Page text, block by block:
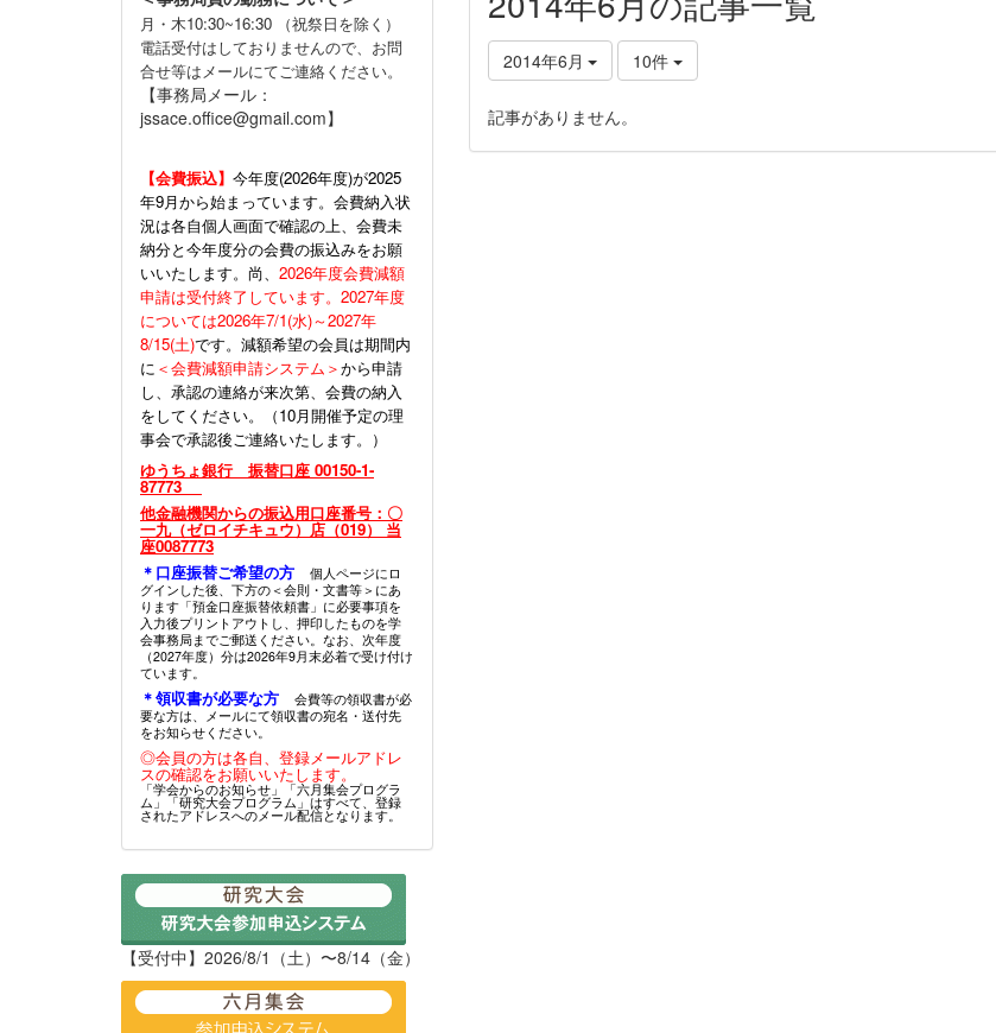
2014年6月 10件
記事がありません。
月・木10:30~16:30 （祝祭日を除く）
電話受付はしておりませんので、お問
合せ等はメールにてご連絡ください。
【事務局メール：
jssace.office@gmail.com】
【会費振込】 今年度(2026年度)が2025
年9月から始まっています。会費納入状
況は各自個人画面で確認の上、会費未
納分と今年度分の会費の振込みをお願
いいたします。尚、 2026年度会費減額
申請は受付終了しています。2027年度
については2026年7/1(水)～2027年
8/15(土)です。減額希望の会員は期間内
に ＜会費減額申請システム＞から申請
し、承認の連絡が来次第、会費の納入
をしてください。（10月開催予定の理
事会で承認後ご連絡いたします。）
ゆうちょ銀行 振替口座 00150-1-
87773
他金融機関からの振込用口座番号：〇
一九（ゼロイチキュウ）店（019） 当
座0087773
＊口座振替ご希望の方
個人ページにロ
グインした後、下方の＜会則・文書等＞にあ
ります「預金口座振替依頼書」に必要事項を
入力後プリントアウトし、押印したものを学
会事務局までご郵送ください。なお、次年度
（2027年度）分は2026年9月末必着で受け付け
ています。
＊領収書が必要な方
会費等の領収書が必
要な方は、メールにて領収書の宛名・送付先
をお知らせください。
◎会員の方は各自、登録メールアドレ
スの確認をお願いいたします。
「学会からのお知らせ」「六月集会プログラ
ム」「研究大会プログラム」はすべて、登録
されたアドレスへのメール配信となります。
【受付中】2026/8/1（土）〜8/14（金）